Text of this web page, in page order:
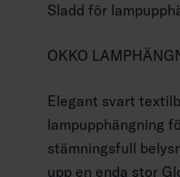
Sladd för
OKKO
Elegant svart
lampupphängning
stämningsfull
upp en enda stor